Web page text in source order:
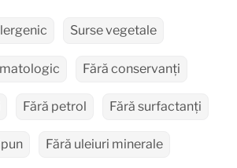
Surse vegetale
Fără conservanți
Fără petrol Fără surfactanți
Fără uleiuri minerale